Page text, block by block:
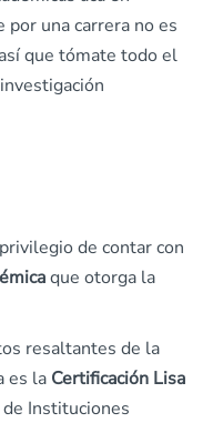
una carrera no es
que tómate todo el
de contar con
que otorga la
resaltantes de la
es la Certificación Lisa
Instituciones